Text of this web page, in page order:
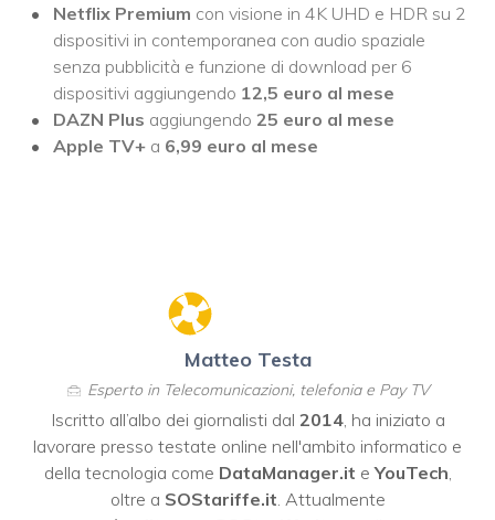
Netflix Premium con visione in 4K UHD e HDR su 2
dispositivi in contemporanea con audio spaziale
senza pubblicità e funzione di download per 6
dispositivi aggiungendo 12,5 euro al mese
DAZN Plus aggiungendo 25 euro al mese
Apple TV+ a 6,99 euro al mese
Matteo Testa
Esperto in Telecomunicazioni, telefonia e Pay TV
Iscritto all’albo dei giornalisti dal 2014, ha iniziato a
lavorare presso testate online nell'ambito informatico e
della tecnologia come DataManager.it eYouTech,
oltre a SOStariffe.it. Attualmente